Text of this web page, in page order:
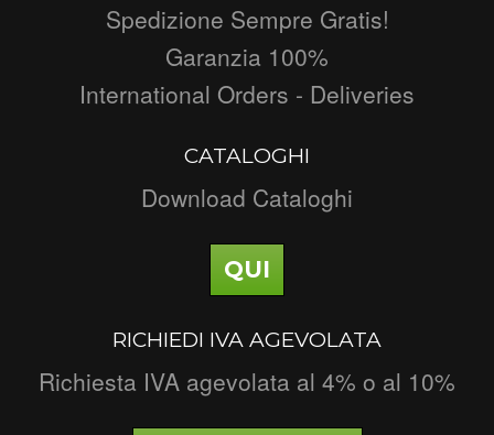
Spedizione Sempre Gratis!
Garanzia 100%
International Orders - Deliveries
CATALOGHI
Download Cataloghi
QUI
RICHIEDI IVA AGEVOLATA
Richiesta IVA agevolata al 4% o al 10%